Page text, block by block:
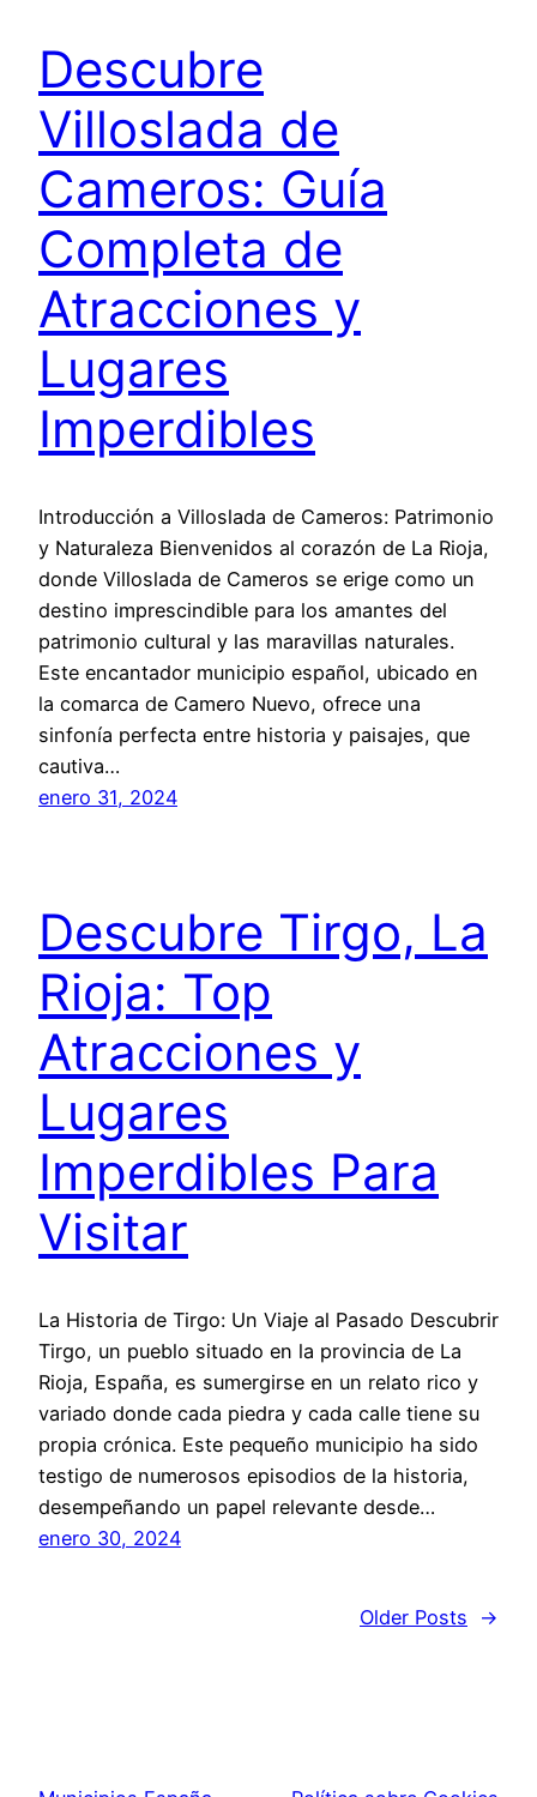
Descubre
Villoslada de
Cameros: Guía
Completa de
Atracciones y
Lugares
Imperdibles
Introducción a Villoslada de Cameros: Patrimonio
y Naturaleza Bienvenidos al corazón de La Rioja,
donde Villoslada de Cameros se erige como un
destino imprescindible para los amantes del
patrimonio cultural y las maravillas naturales.
Este encantador municipio español, ubicado en
la comarca de Camero Nuevo, ofrece una
sinfonía perfecta entre historia y paisajes, que
cautiva…
enero 31, 2024
Descubre Tirgo, La
Rioja: Top
Atracciones y
Lugares
Imperdibles Para
Visitar
La Historia de Tirgo: Un Viaje al Pasado Descubrir
Tirgo, un pueblo situado en la provincia de La
Rioja, España, es sumergirse en un relato rico y
variado donde cada piedra y cada calle tiene su
propia crónica. Este pequeño municipio ha sido
testigo de numerosos episodios de la historia,
desempeñando un papel relevante desde…
enero 30, 2024
Older Posts →